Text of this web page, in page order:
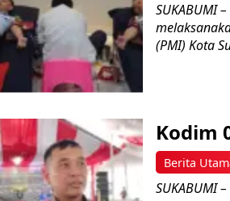
SUKABUMI
(PMI) Kota
Berita
Kodim
SUKABUMI